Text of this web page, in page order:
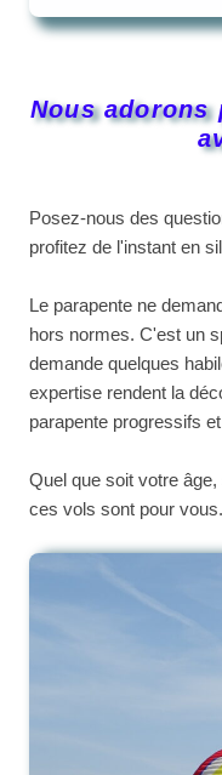
Nous adorons
Posez-nous des
profitez de l'instant en
Le parapente ne
hors normes. C'est un
demande quelques
expertise rendent la
parapente progressifs
Quel que soit votre
ces vols sont pour vous.